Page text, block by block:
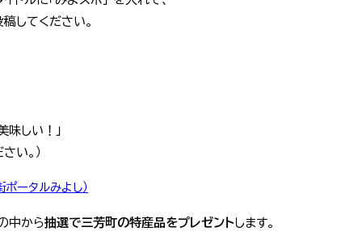
してください。
味しい！」
い。）
ータルみよし）
中から抽選で三芳町の特産品をプレゼントします。